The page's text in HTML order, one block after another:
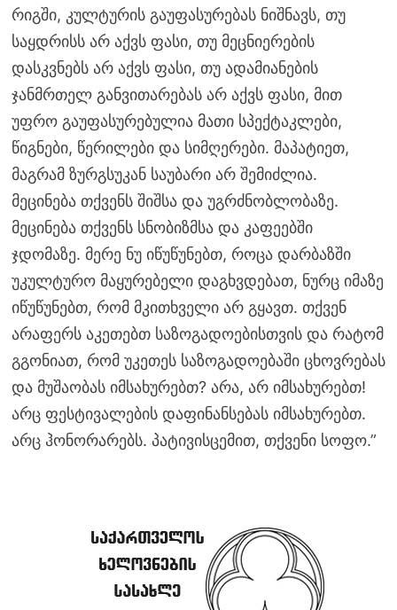
რიგში, კულტურის გაუფასურებას ნიშნავს, თუ
საყდრისს არ აქვს ფასი, თუ მეცნიერების
დასკვნებს არ აქვს ფასი, თუ ადამიანების
ჯანმრთელ განვითარებას არ აქვს ფასი, მით
უფრო გაუფასურებულია მათი სპექტაკლები,
წიგნები, წერილები და სიმღერები. მაპატიეთ,
მაგრამ ზურგსუკან საუბარი არ შემიძლია.
მეცინება თქვენს შიშსა და უგრძნობლობაზე.
მეცინება თქვენს სნობიზმსა და კაფეებში
ჯდომაზე. მერე ნუ იწუწუნებთ, როცა დარბაზში
უკულტურო მაყურებელი დაგხვდებათ, ნურც იმაზე
იწუწუნებთ, რომ მკითხველი არ გყავთ. თქვენ
არაფერს აკეთებთ საზოგადოებისთვის და რატომ
გგონიათ, რომ უკეთეს საზოგადოებაში ცხოვრებას
და მუშაობას იმსახურებთ? არა, არ იმსახურებთ!
არც ფესტივალების დაფინანსებას იმსახურებთ.
არც ჰონორარებს. პატივისცემით, თქვენი სოფო.”